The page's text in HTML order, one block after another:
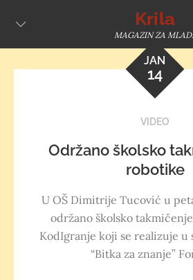
Krila
MAGAZIN ZA
JAN
14
VIDEO
Održano školsko
robotike
U OŠ Dimitrije Tucović u
održano školsko
KodIgranje koji se realizuje
“Bitka za znanje”